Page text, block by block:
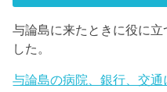
与論島に来たときに役に
した。
与論島の病院、銀行、交通